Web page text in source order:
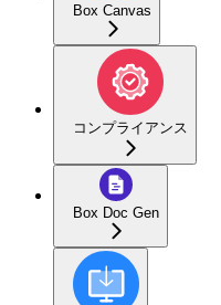
Box Canvas
コンプライアンス
Box Doc Gen